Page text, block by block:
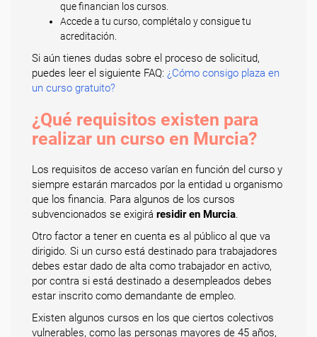
que financian los cursos.
Accede a tu curso, complétalo y consigue tu
acreditación.
Si aún tienes dudas sobre el proceso de solicitud,
puedes leer el siguiente FAQ: ¿Cómo consigo plaza en
un curso gratuito?
¿Qué requisitos existen para
realizar un curso en Murcia?
Los requisitos de acceso varían en función del curso y
siempre estarán marcados por la entidad u organismo
que los financia. Para algunos de los cursos
subvencionados se exigirá residir en Murcia.
Otro factor a tener en cuenta es al público al que va
dirigido. Si un curso está destinado para trabajadores
debes estar dado de alta como trabajador en activo,
por contra si está destinado a desempleados debes
estar inscrito como demandante de empleo.
Existen algunos cursos en los que ciertos colectivos
vulnerables, como las personas mayores de 45 años,